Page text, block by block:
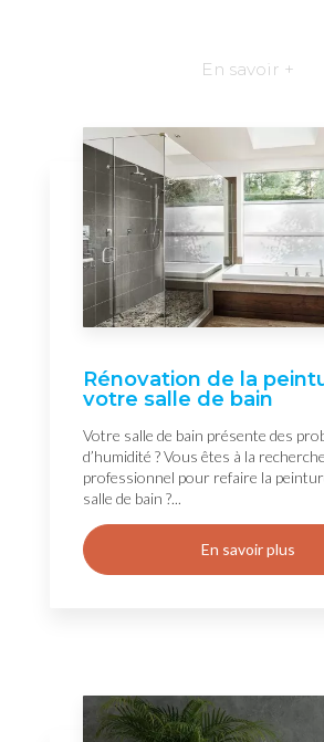
En savoir +
Rénovation de la
votre salle de bain
Votre salle de bain présente des
d’humidité ? Vous êtes à la
professionnel pour refaire la
salle de bain ?...
En savoir plus